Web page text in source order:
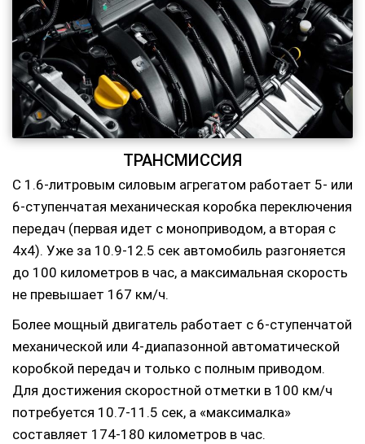
ТРАНСМИССИЯ
С 1.6-литровым силовым агрегатом работает 5- или
6-ступенчатая механическая коробка переключения
передач (первая идет с моноприводом, а вторая с
4х4). Уже за 10.9-12.5 сек автомобиль разгоняется
до 100 километров в час, а максимальная скорость
не превышает 167 км/ч.
Более мощный двигатель работает с 6-ступенчатой
механической или 4-диапазонной автоматической
коробкой передач и только с полным приводом.
Для достижения скоростной отметки в 100 км/ч
потребуется 10.7-11.5 сек, а «максималка»
составляет 174-180 километров в час.